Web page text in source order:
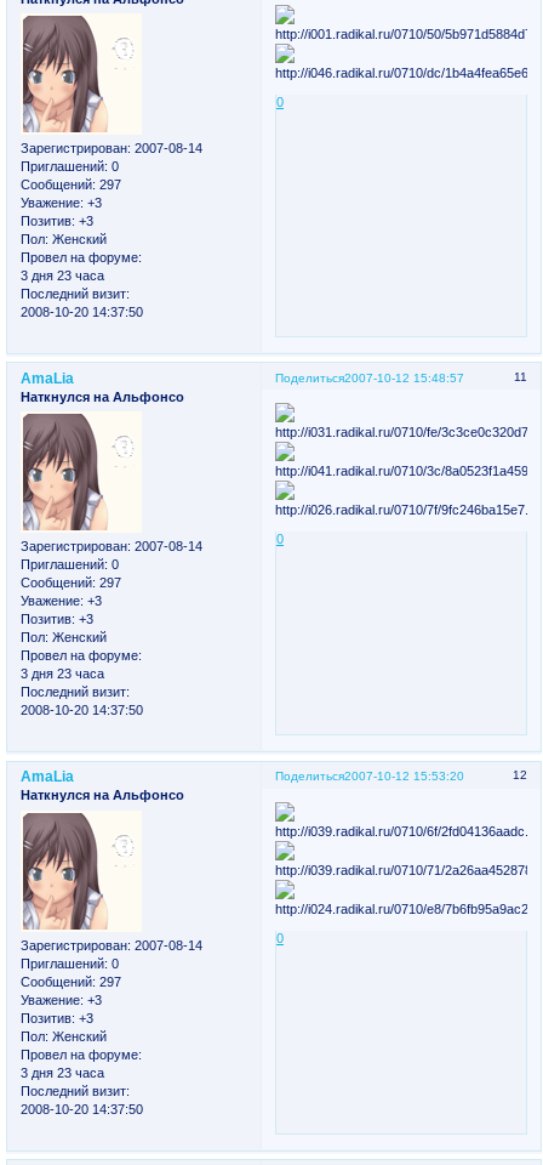
Зарегистрирован: 2007-08-14
Приглашений: 0
Сообщений: 297
Уважение: +3
Позитив: +3
Пол: Женский
Провел на форуме:
3 дня 23 часа
Последний визит:
2008-10-20 14:37:50
0
Поделиться 11
2007-10-12 15:48:57
AmaLia
Наткнулся на Альфонсо
Зарегистрирован: 2007-08-14
Приглашений: 0
Сообщений: 297
Уважение: +3
Позитив: +3
Пол: Женский
Провел на форуме:
3 дня 23 часа
Последний визит:
2008-10-20 14:37:50
0
Поделиться 12
2007-10-12 15:53:20
AmaLia
Наткнулся на Альфонсо
Зарегистрирован: 2007-08-14
Приглашений: 0
Сообщений: 297
Уважение: +3
Позитив: +3
Пол: Женский
Провел на форуме:
3 дня 23 часа
Последний визит:
2008-10-20 14:37:50
0